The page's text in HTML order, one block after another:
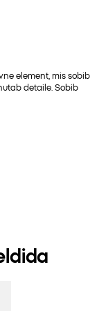
element, mis sobib
detaile. Sobib